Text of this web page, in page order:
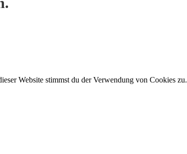
Website stimmst du der Verwendung von Cookies zu.